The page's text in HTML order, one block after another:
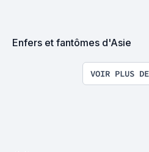
Enfers et fantômes d'Asie
VOIR PLUS